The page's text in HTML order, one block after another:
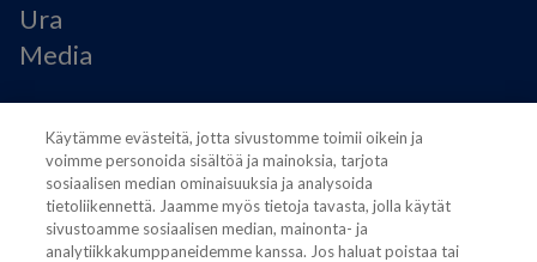
Ura
Media
Käyttöehdot
Modern Slavery Statement
Tietosuojaseloste
Käyttöehdot
Evästeasetukset
Käytämme evästeitä, jotta sivustomme toimii oikein ja
voimme personoida sisältöä ja mainoksia, tarjota
sosiaalisen median ominaisuuksia ja analysoida
tietoliikennettä. Jaamme myös tietoja tavasta, jolla käytät
sivustoamme sosiaalisen median, mainonta- ja
analytiikkakumppaneidemme kanssa. Jos haluat poistaa tai